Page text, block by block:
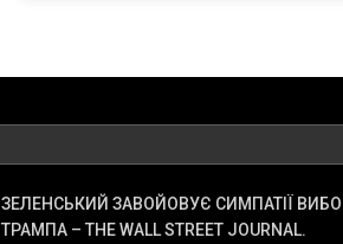
ЗЕЛЕНСЬКИЙ ЗАВОЙОВУЄ СИМПАТІЇ
ТРАМПА – THE WALL STREET JOURNAL.